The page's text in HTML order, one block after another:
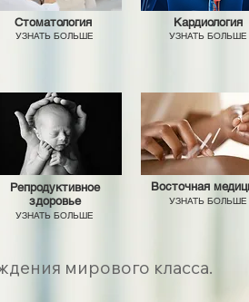
Стоматология
УЗНАТЬ БОЛЬШЕ
Кардиология
УЗНАТЬ БОЛЬШЕ
Репродуктивное
здоровье
УЗНАТЬ БОЛЬШЕ
Восточная
УЗНАТЬ БОЛЬШЕ
мирового класса.